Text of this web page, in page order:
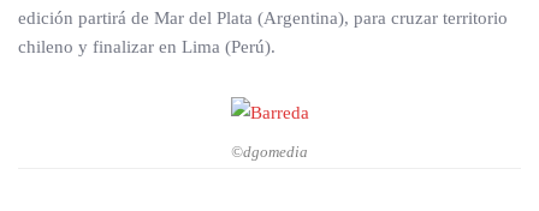
edición partirá de Mar del Plata (Argentina), para cruzar territorio
chileno y finalizar en Lima (Perú).
©dgomedia